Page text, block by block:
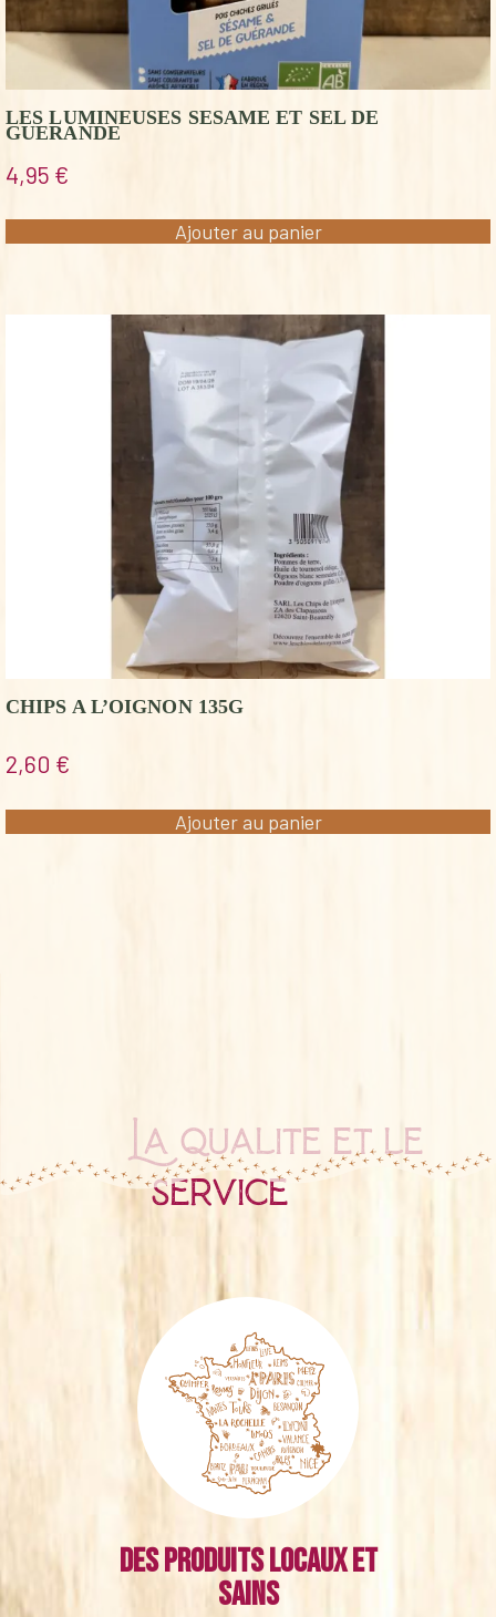
LES LUMINEUSES SESAME ET SEL DE
GUERANDE
4,95 €
Ajouter au panier
CHIPS A L’OIGNON 135G
2,60 €
Ajouter au panier
La qualité et le
service
Des produits locaux et
sains